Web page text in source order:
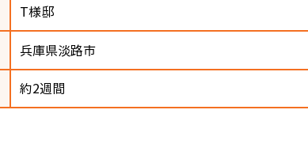
T様邸
兵庫県淡路市
約2週間